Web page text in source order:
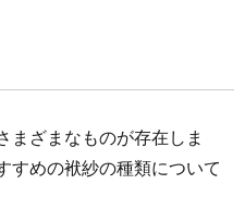
まざまなものが存在しま
すめの袱紗の種類について